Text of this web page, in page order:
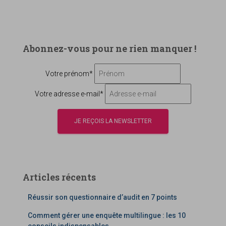
Abonnez-vous pour ne rien manquer !
Votre prénom*
Votre adresse e-mail*
Articles récents
Réussir son questionnaire d’audit en 7 points
Comment gérer une enquête multilingue : les 10